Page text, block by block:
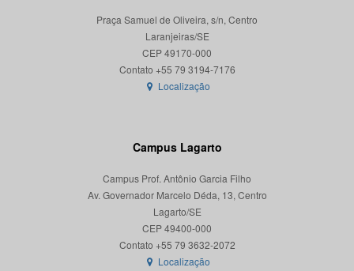
Praça Samuel de Oliveira, s/n, Centro
Laranjeiras/SE
CEP 49170-000
Localização
Campus Lagarto
Campus Prof. Antônio Garcia Filho
Av. Governador Marcelo Déda, 13, Centro
Lagarto/SE
CEP 49400-000
Localização